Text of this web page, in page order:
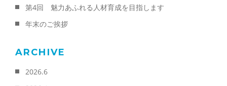
第4回 魅力あふれる人材育成を目指します
年末のご挨拶
ARCHIVE
2026.6